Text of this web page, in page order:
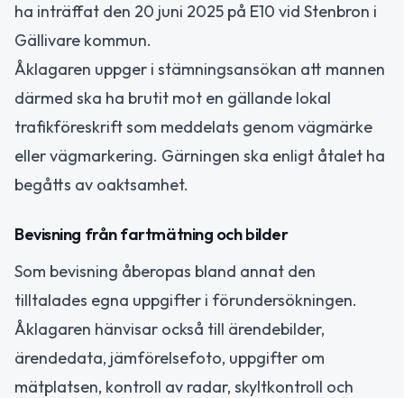
ha inträffat den 20 juni 2025 på E10 vid Stenbron i
Gällivare kommun.
Åklagaren uppger i stämningsansökan att mannen
därmed ska ha brutit mot en gällande lokal
trafikföreskrift som meddelats genom vägmärke
eller vägmarkering. Gärningen ska enligt åtalet ha
begåtts av oaktsamhet.
Bevisning från fartmätning och bilder
Som bevisning åberopas bland annat den
tilltalades egna uppgifter i förundersökningen.
Åklagaren hänvisar också till ärendebilder,
ärendedata, jämförelsefoto, uppgifter om
mätplatsen, kontroll av radar, skyltkontroll och